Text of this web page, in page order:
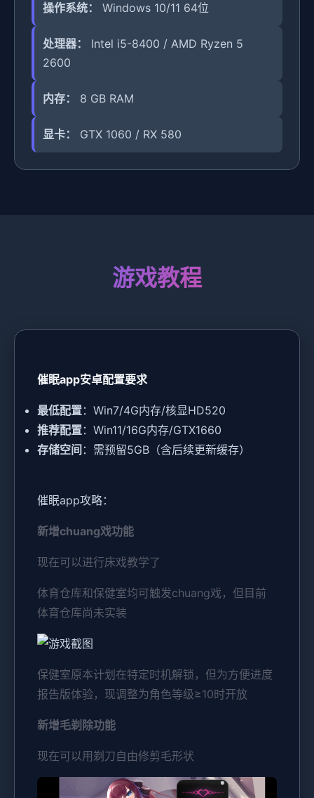
操作系统： Windows 10/11 64位
处理器：
Intel i5-8400 / AMD Ryzen 5
2600
内存： 8 GB RAM
显卡： GTX 1060 / RX 580
游戏教程
催眠app安卓配置要求
​最低配置​​：Win7/4G内存/核显HD520
​推荐配置​​：Win11/16G内存/GTX1660
​存储空间​ ​：需预留5GB（含后续更新缓存）
催眠app攻略：
新增chuang戏功能
现在可以进行床戏教学了
体育仓库和保健室均可触发chuang戏，但目前
体育仓库尚未实装
保健室原本计划在特定时机解锁，但为方便进度
报告版体验，现调整为角色等级≥10时开放
新增毛剃除功能
现在可以用剃刀自由修剪毛形状